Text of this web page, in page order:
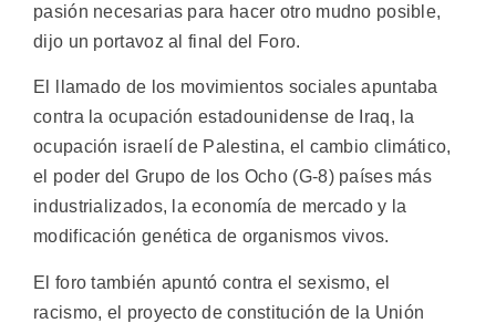
pasión necesarias para hacer otro mudno posible,
dijo un portavoz al final del Foro.
El llamado de los movimientos sociales apuntaba
contra la ocupación estadounidense de Iraq, la
ocupación israelí de Palestina, el cambio climático,
el poder del Grupo de los Ocho (G-8) países más
industrializados, la economía de mercado y la
modificación genética de organismos vivos.
El foro también apuntó contra el sexismo, el
racismo, el proyecto de constitución de la Unión